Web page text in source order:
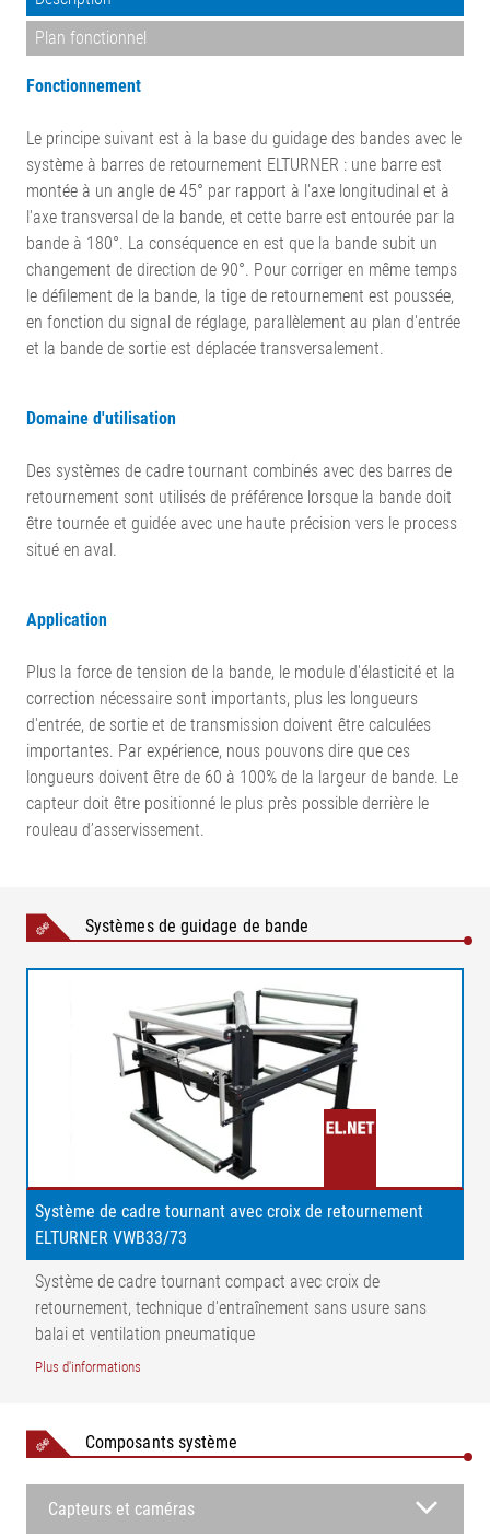
Plan fonctionnel
Fonctionnement
Le principe suivant est à la base du guidage des bandes avec le
système à barres de retournement ELTURNER : une barre est
montée à un angle de 45° par rapport à l'axe longitudinal et à
l'axe transversal de la bande, et cette barre est entourée par la
bande à 180°. La conséquence en est que la bande subit un
changement de direction de 90°. Pour corriger en même temps
le défilement de la bande, la tige de retournement est poussée,
en fonction du signal de réglage, parallèlement au plan d'entrée
et la bande de sortie est déplacée transversalement.
Domaine d'utilisation
Des systèmes de cadre tournant combinés avec des barres de
retournement sont utilisés de préférence lorsque la bande doit
être tournée et guidée avec une haute précision vers le process
situé en aval.
Application
Plus la force de tension de la bande, le module d'élasticité et la
correction nécessaire sont importants, plus les longueurs
d'entrée, de sortie et de transmission doivent être calculées
importantes. Par expérience, nous pouvons dire que ces
longueurs doivent être de 60 à 100% de la largeur de bande. Le
capteur doit être positionné le plus près possible derrière le
rouleau d’asservissement.
Répartition de la tension de bande à la sortie | K = Correction
du défilement de la bande | a = Angle de correction | σ1 =
Tension de base de la bande | σ2 = Répartition de la tension
avec un déplacement de réglage vers la gauche | σ3 =
Répartition de la tension avec un déplacement de réglage vers
la droite | 1 = Cadre asservisseur | 2 = Rouleau d'entrée | 3 =
Barre de retournement | 4 = Capteur | 5 = Rouleau fixateur | 6 =
Point de rotation | LÜ = Longueur de transfert | L1 = Longueur
d'entrée | L2 = Longueur de sortie | AB = Largeur de travail
Systèmes de guidage de bande
Système de cadre tournant avec croix de retournement
ELTURNER VWB33/73
Système de cadre tournant compact avec croix de
retournement, technique d'entraînement sans usure sans
balai et ventilation pneumatique
Plus d'informations
Composants système
Capteurs et caméras